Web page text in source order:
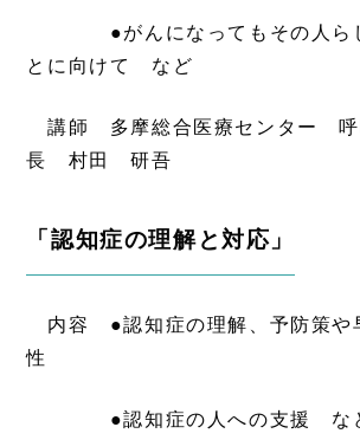
●がんになってもその人らし
とに向けて など
講師 多摩総合医療センター 呼
長 村田 研吾
「認知症の理解と対応」
内容 ●認知症の理解、予防策や
性
●認知症の人への支援 な